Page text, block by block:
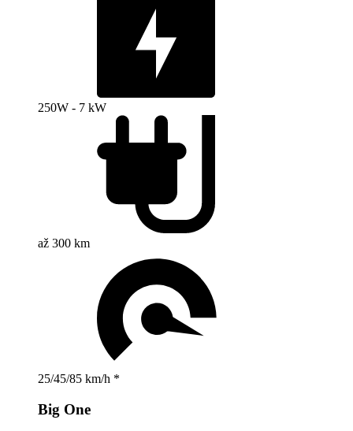
250W - 7 kW
až 300 km
25/45/85 km/h *
Big One